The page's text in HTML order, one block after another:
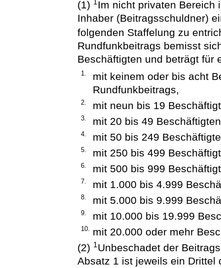
(1) 1 Im nicht privaten Bereich
Inhaber (Beitragsschuldner)
folgenden Staffelung zu
Rundfunkbeitrags bemisst
Beschäftigten und beträgt für
1.
mit keinem oder bis acht
Rundfunkbeitrags,
2. mit neun bis 19
3. mit 20 bis 49
4. mit 50 bis 249
5. mit 250 bis 499
6. mit 500 bis 999
7. mit 1.000 bis 4.999
8. mit 5.000 bis 9.999
9. mit 10.000 bis 19.999
10. mit 20.000 oder mehr
(2) 1Unbeschadet der
Absatz 1 ist jeweils ein Drittel